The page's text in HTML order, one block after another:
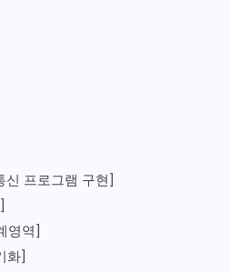
프로그램 구현]
역]
화]